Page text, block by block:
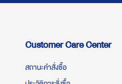
Customer Care Center
สถานะคำสั่งซื้อ